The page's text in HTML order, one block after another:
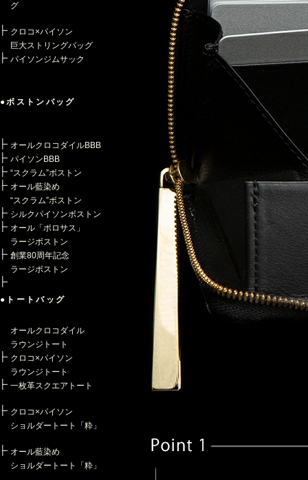
グ
クロコ×パイソン
巨大ストリングバッグ
パイソンジムサック
●ボストンバッグ
オールクロコダイルBBB
パイソンBBB
“スクラム”ボストン
オール藍染め
“スクラム”ボストン
シルクパイソンボストン
オール「ポロサス」
ラージボストン
創業80周年記念
ラージボストン
●トートバッグ
オールクロコダイル
ラウンジトート
クロコ×パイソン
ラウンジトート
一枚革スクエアトート
クロコ×パイソン
ショルダートート「粋」
オール藍染め
ショルダートート「粋」